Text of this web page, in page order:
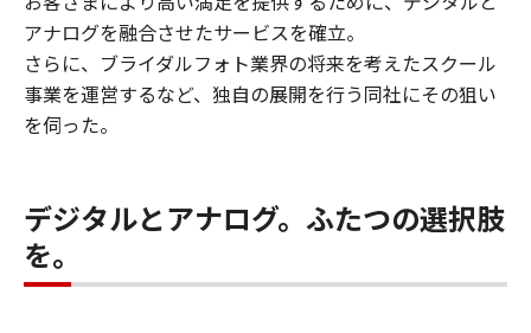
アナログを融合させたサービスを確立。
さらに、ブライダルフォト業界の将来を考えたスクール
事業を運営するなど、独自の展開を行う同社にその狙い
を伺った。
デジタルとアナログ。ふたつの選択肢
を。